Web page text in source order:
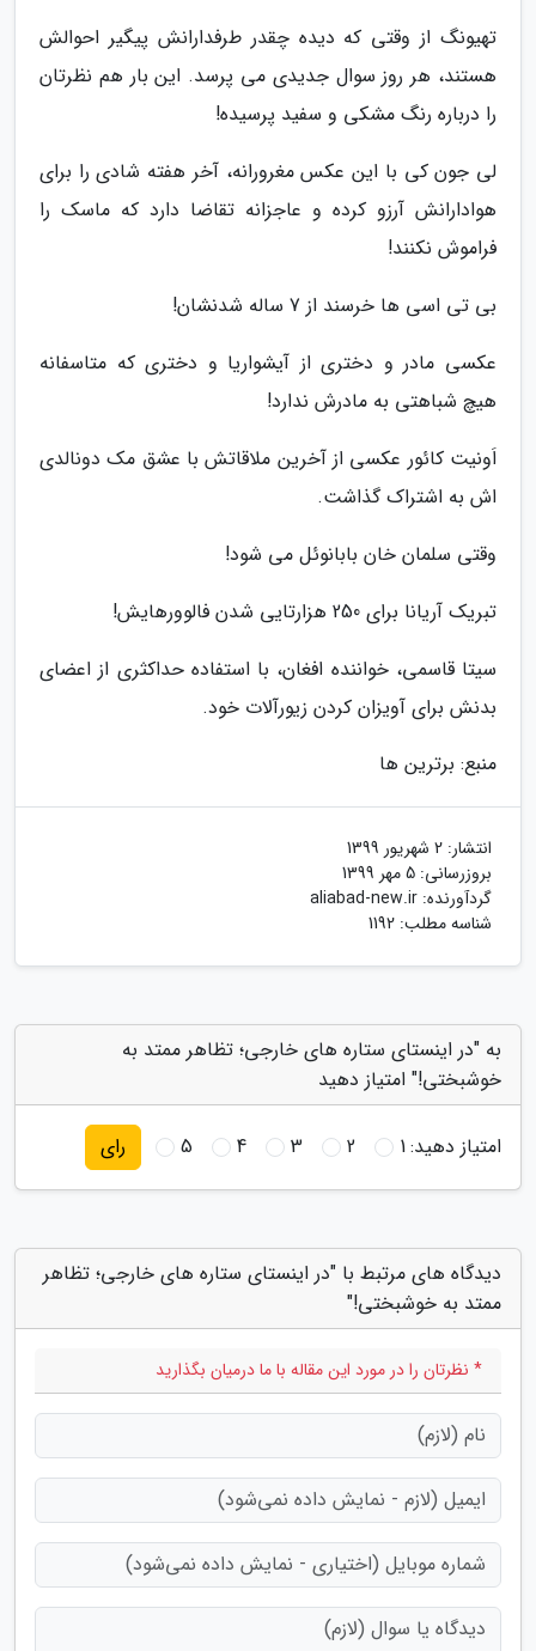
تهیونگ از وقتی که دیده چقدر طرفدارانش پیگیر احوالش
هستند، هر روز سوال جدیدی می پرسد. این بار هم نظرتان
را درباره رنگ مشکی و سفید پرسیده!
لی جون کی با این عکس مغرورانه، آخر هفته شادی را برای
هوادارانش آرزو کرده و عاجزانه تقاضا دارد که ماسک را
فراموش نکنند!
بی تی اسی ها خرسند از 7 ساله شدنشان!
عکسی مادر و دختری از آیشواریا و دختری که متاسفانه
هیچ شباهتی به مادرش ندارد!
اَونیت کائور عکسی از آخرین ملاقاتش با عشق مک دونالدی
اش به اشتراک گذاشت.
وقتی سلمان خان بابانوئل می شود!
تبریک آریانا برای 250 هزارتایی شدن فالوورهایش!
سیتا قاسمی، خواننده افغان، با استفاده حداکثری از اعضای
بدنش برای آویزان کردن زیورآلات خود.
منبع: برترین ها
انتشار: 2 شهریور 1399
بروزرسانی: 5 مهر 1399
گردآورنده: aliabad-new.ir
شناسه مطلب: 1192
به "در اینستای ستاره های خارجی؛ تظاهر ممتد به
خوشبختی!" امتیاز دهید
امتیاز دهید:1
2
3
4
5 رای
دیدگاه های مرتبط با "در اینستای ستاره های خارجی؛ تظاهر
ممتد به خوشبختی!"
* نظرتان را در مورد این مقاله با ما درمیان بگذارید